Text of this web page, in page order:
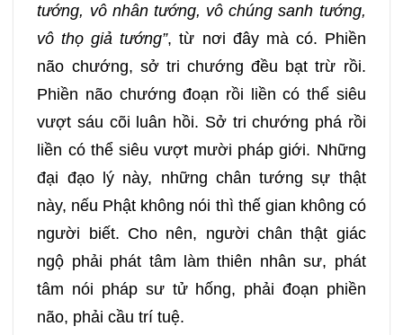
tướng, vô nhân tướng, vô chúng sanh tướng,
vô thọ giả tướng”, từ nơi đây mà có. Phiền
não chướng, sở tri chướng đều bạt trừ rồi.
Phiền não chướng đoạn rồi liền có thể siêu
vượt sáu cõi luân hồi. Sở tri chướng phá rồi
liền có thể siêu vượt mười pháp giới. Những
đại đạo lý này, những chân tướng sự thật
này, nếu Phật không nói thì thế gian không có
người biết. Cho nên, người chân thật giác
ngộ phải phát tâm làm thiên nhân sư, phát
tâm nói pháp sư tử hống, phải đoạn phiền
não, phải cầu trí tuệ.